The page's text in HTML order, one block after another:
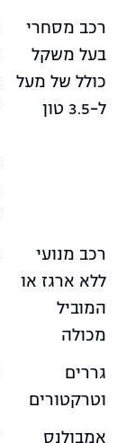
רכב מסחרי
בעל משקל
כולל של מעל
ל-3.5 טון
רכב מנועי
ללא ארגז או
המוביל
מכולה
גררים
וטרקטורים
אמבולנס